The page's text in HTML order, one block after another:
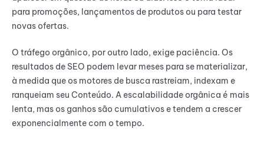
para promoções, lançamentos de produtos ou para testar
novas ofertas.
O tráfego orgânico, por outro lado, exige paciência. Os
resultados de SEO podem levar meses para se materializar,
à medida que os motores de busca rastreiam, indexam e
ranqueiam seu Conteúdo. A escalabilidade orgânica é mais
lenta, mas os ganhos são cumulativos e tendem a crescer
exponencialmente com o tempo.